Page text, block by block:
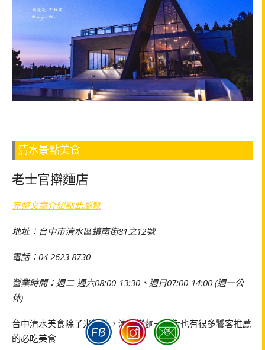
清水景點美食
老士官擀麵店
完整文章介紹點此瀏覽
地址：台中市清水區鎮南街81之12號
電話：04 2623 8730
營業時間：週二-週六08:00-13:30、週日07:00-14:00 (週一公
休)
台中清水美食除了米糕外，清水擀麵一條街也有很多饕客推薦
的必吃美食